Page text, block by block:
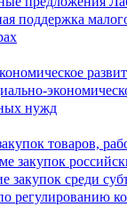
поддержка
нужд
товаров,
закупок
закупок среди
регулированию